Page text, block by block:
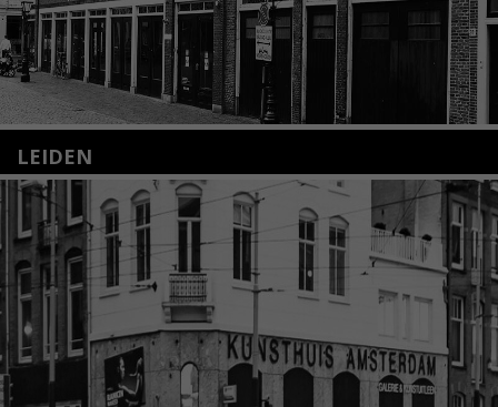
LEIDEN
Nieuwstraat 35
2312 KA Leiden
+31(0)71 – 52 84 480
info@kunsthuisleiden.nl
Lees meer